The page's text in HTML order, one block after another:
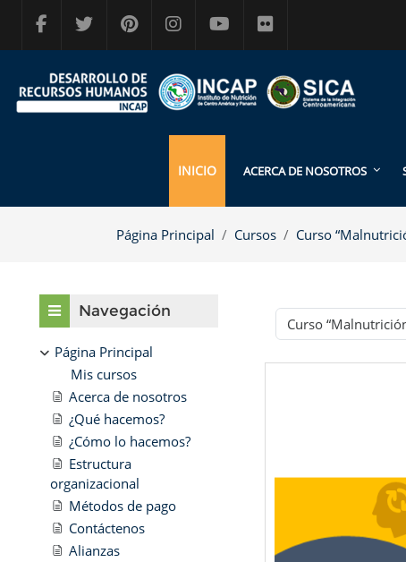
INICIO ACERCA DE NOSOTROS
Página Principal Cursos Curso
Categorías
BloquesNavegación
Página Principal
Mis cursos
Acerca de nosotros
¿Qué hacemos?
¿Cómo lo hacemos?
Estructura
organizacional
Métodos de pago
Contáctenos
Alianzas